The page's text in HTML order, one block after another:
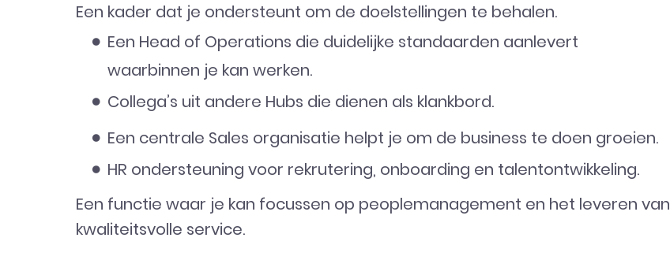
Een kader dat je ondersteunt om de doelstellingen te behalen.
Een Head of Operations die duidelijke standaarden aanlevert
waarbinnen je kan werken.
Collega’s uit andere Hubs die dienen als klankbord.
Een centrale Sales organisatie helpt je om de business te doen groeien.
HR ondersteuning voor rekrutering, onboarding en talentontwikkeling.
Een functie waar je kan focussen op peoplemanagement en het leveren van
kwaliteitsvolle service.